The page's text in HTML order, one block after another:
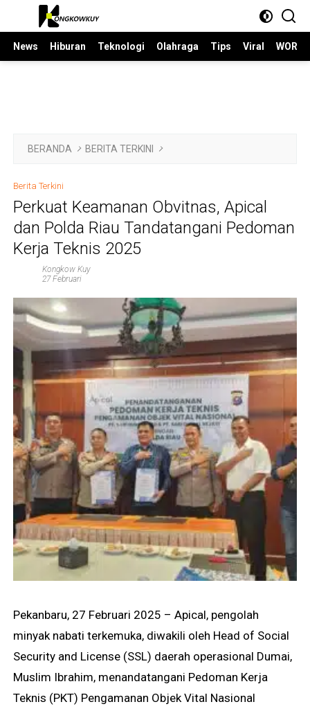
Langsung
News
Hiburan Teknologi Olahraga Tips Viral
BERANDA BERITA TERKINI
Berita Terkini
Perkuat Keamanan Obvitnas, Apical
dan Polda Riau Tandatangani Pedoman
Kerja Teknis 2025
Kongkow Kuy
27 Februari
Pekanbaru, 27 Februari 2025 – Apical, pengolah
minyak nabati terkemuka, diwakili oleh Head of Social
Security and License (SSL) daerah operasional Dumai,
Muslim Ibrahim, menandatangani Pedoman Kerja
Teknis (PKT) Pengamanan Objek Vital Nasional